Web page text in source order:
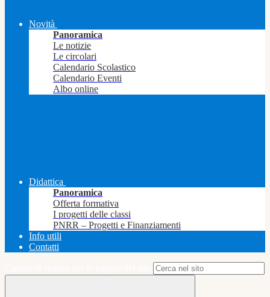
Novità
Panoramica
Le notizie
Le circolari
Calendario Scolastico
Calendario Eventi
Albo online
Didattica
Panoramica
Offerta formativa
I progetti delle classi
PNRR – Progetti e Finanziamenti
Info utili
Contatti